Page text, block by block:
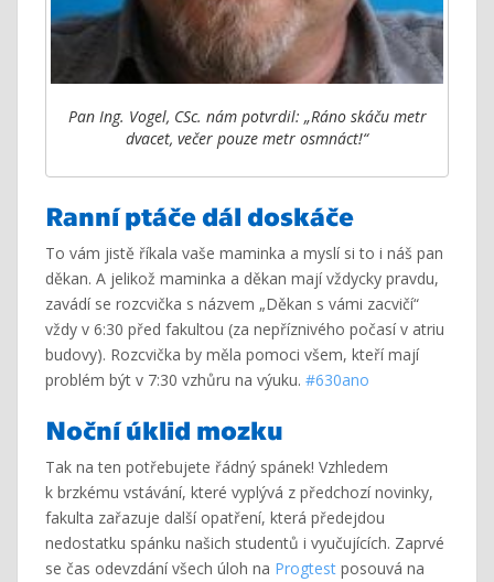
Pan Ing. Vogel, CSc. nám potvrdil: „Ráno skáču metr
dvacet, večer pouze metr osmnáct!“
Ranní ptáče dál doskáče
To vám jistě říkala vaše maminka a myslí si to i náš pan
děkan. A jelikož maminka a děkan mají vždycky pravdu,
zavádí se rozcvička s názvem „Děkan s vámi zacvičí“
vždy v 6:30 před fakultou (za nepříznivého počasí v atriu
budovy). Rozcvička by měla pomoci všem, kteří mají
problém být v 7:30 vzhůru na výuku. #630ano
Noční úklid mozku
Tak na ten potřebujete řádný spánek! Vzhledem
k brzkému vstávání, které vyplývá z předchozí novinky,
fakulta zařazuje další opatření, která předejdou
nedostatku spánku našich studentů i vyučujících. Zaprvé
se čas odevzdání všech úloh na Progtest posouvá na